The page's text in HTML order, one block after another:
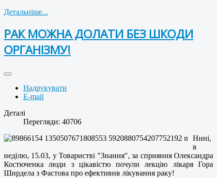
Детальніше...
РАК МОЖНА ДОЛАТИ БЕЗ ШКОДИ
ОРГАНІЗМУ!
Надрукувати
E-mail
Деталі
Перегляди: 40706
Нині,
в
неділю, 15.03, у Товаристві "Знання", за сприяння Олександра
Костюченка люди з цікавістю почули лекцію лікаря Гора
Ширдела з Фастова про ефективнв лікування раку!